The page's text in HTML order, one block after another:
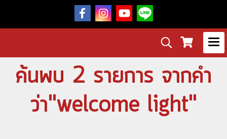
ค้นพบ 2 รายการ จากคำ
ว่า"welcome light"